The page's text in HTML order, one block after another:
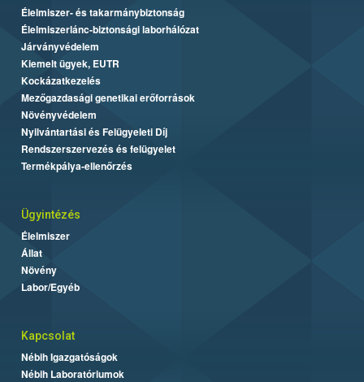
Élelmiszer- és takarmánybiztonság
Élelmiszerlánc-biztonsági laborhálózat
Járványvédelem
Kiemelt ügyek, EUTR
Kockázatkezelés
Mezőgazdasági genetikai erőforrások
Növényvédelem
Nyilvántartási és Felügyeleti Díj
Rendszerszervezés és felügyelet
Termékpálya-ellenőrzés
Ügyintézés
Élelmiszer
Állat
Növény
Labor/Egyéb
Kapcsolat
Nébih Igazgatóságok
Nébih Laboratóriumok